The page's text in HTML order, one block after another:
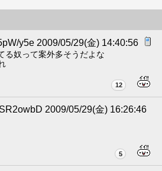
y5e 2009/05/29(金) 14:40:56
る奴って案外多そうだよな
12
2009/05/29(金) 16:26:46
5